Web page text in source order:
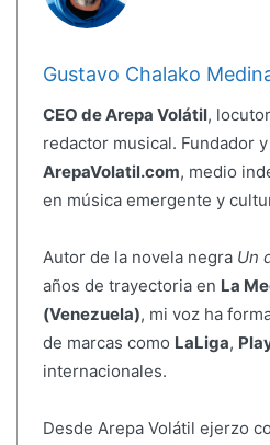
Gustavo Chalako
CEO de Arepa Volátil,
redactor musical. Fundador
ArepaVolatil.com, medio
en música emergente y
Autor de la novela negra Un
años de trayectoria en La
(Venezuela), mi voz ha
de marcas como LaLiga,
internacionales.
Desde Arepa Volátil ejerzo